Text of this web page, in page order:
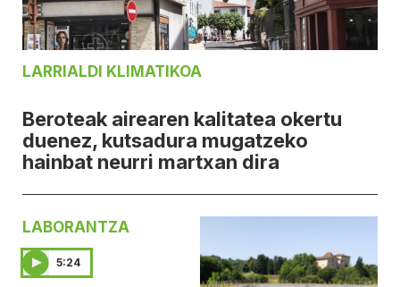
LARRIALDI KLIMATIKOA
Beroteak airearen kalitatea okertu
duenez, kutsadura mugatzeko
hainbat neurri martxan dira
LABORANTZA
5:24